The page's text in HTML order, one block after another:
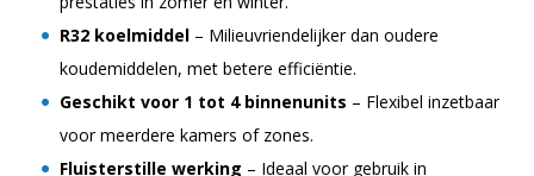
R32 koelmiddel – Milieuvriendelijker dan oudere
koudemiddelen, met betere efficiëntie.
Geschikt voor 1 tot 4 binnenunits – Flexibel inzetbaar
voor meerdere kamers of zones.
Fluisterstille werking – Ideaal voor gebruik in